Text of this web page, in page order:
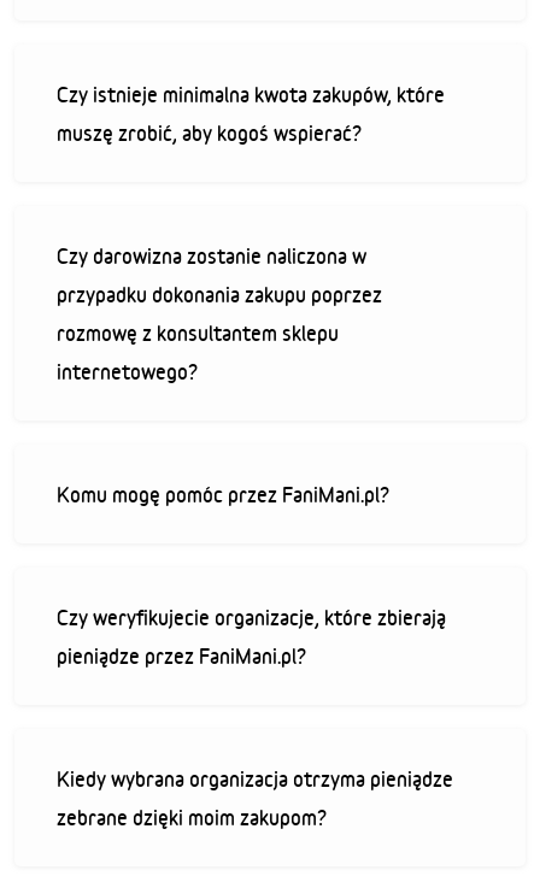
Czy istnieje minimalna kwota zakupów, które
muszę zrobić, aby kogoś wspierać?
Czy darowizna zostanie naliczona w
przypadku dokonania zakupu poprzez
rozmowę z konsultantem sklepu
internetowego?
Komu mogę pomóc przez FaniMani.pl?
Czy weryfikujecie organizacje, które zbierają
pieniądze przez FaniMani.pl?
Kiedy wybrana organizacja otrzyma pieniądze
zebrane dzięki moim zakupom?